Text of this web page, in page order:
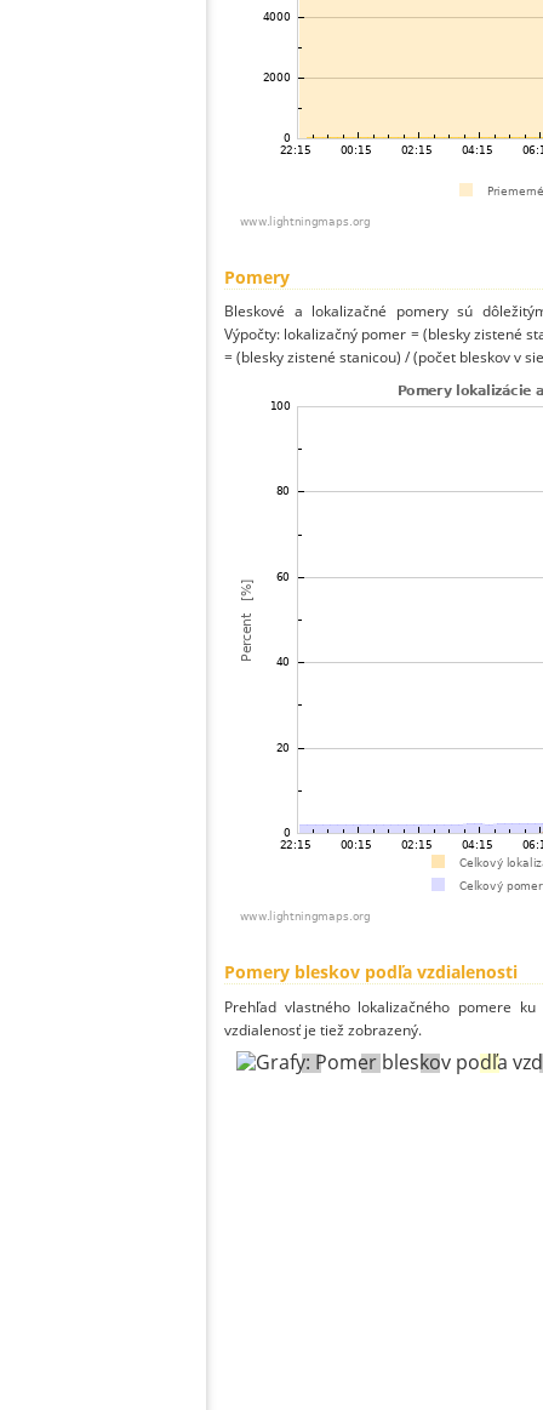
Pomery
Bleskové a lokalizačné pomery sú
Výpočty: lokalizačný pomer = (blesky zistené
= (blesky zistené stanicou) / (počet bleskov v
Pomery bleskov podľa vzdialenosti
Prehľad vlastného lokalizačného pomere
vzdialenosť je tiež zobrazený.